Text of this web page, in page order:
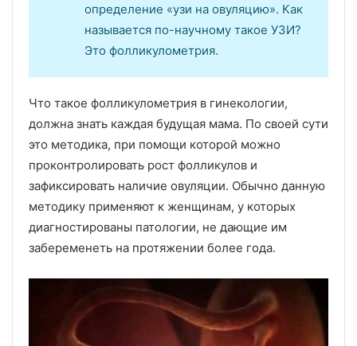
определение «узи на овуляцию». Как
называется по-научному такое УЗИ?
Это фолликулометрия.
Что такое фолликулометрия в гинекологии,
должна знать каждая будущая мама. По своей сути
это методика, при помощи которой можно
проконтролировать рост фолликулов и
зафиксировать наличие овуляции. Обычно данную
методику применяют к женщинам, у которых
диагностированы патологии, не дающие им
забеременеть на протяжении более года.